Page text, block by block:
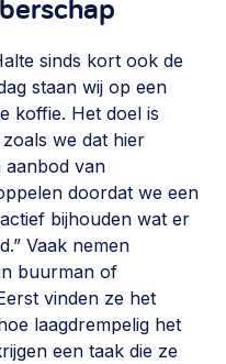
sinds kort ook de
staan wij op een
koffie. Het doel is
we dat hier
aanbod van
doordat we een
bijhouden wat er
Vaak nemen
buurman of
vinden ze het
laagdrempelig het
een taak die ze